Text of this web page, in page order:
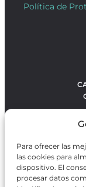
Para ofrecer las
las cookies para
dispositivo. El
procesar datos
Política de